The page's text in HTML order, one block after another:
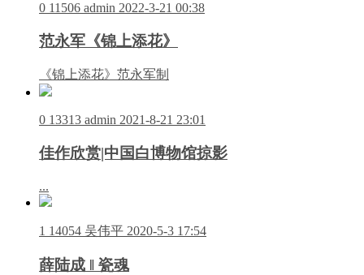
0 11506 admin 2022-3-21 00:38
范永军《锦上添花》
《锦上添花》范永军制
0 13313 admin 2021-8-21 23:01
佳作欣赏|中国白博物馆掠影
...
1 14054 吴伟平 2020-5-3 17:54
薛陆成 ‖ 瓷魂